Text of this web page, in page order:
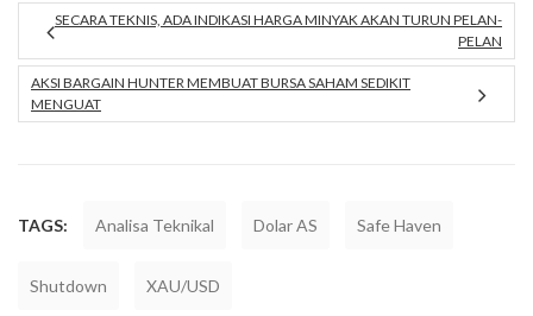
SECARA TEKNIS, ADA INDIKASI HARGA MINYAK AKAN TURUN PELAN-
PELAN
AKSI BARGAIN HUNTER MEMBUAT BURSA SAHAM SEDIKIT
MENGUAT
TAGS: Analisa Teknikal Dolar AS Safe Haven
Shutdown XAU/USD